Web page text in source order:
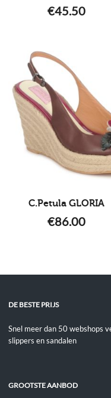
€45.50
C.Petula GLORIA
€86.00
DE BESTE PRIJS
Snel meer dan 50 webshops
slippers en sandalen
GROOTSTE AANBOD